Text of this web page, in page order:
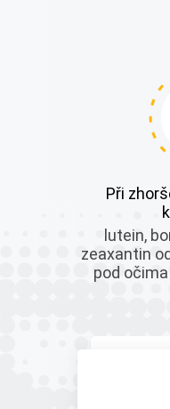
Při
lutein,
zeaxantin
pod